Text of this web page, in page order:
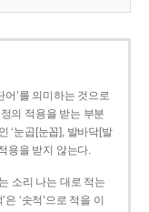
어’를 의미하는 것으로
의 적용을 받는 부분
‘눈곱[눈꼽], 발바닥[발
용을 받지 않는다.
소리 나는 대로 적는
‘솟적’으로 적을 이